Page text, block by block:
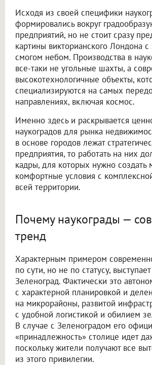
Исходя из своей специфики
формировались вокруг
предприятий, но не стоит сразу
картины викторианского Лондона с
смогом небом. Производства в
все-таки не угольные шахты, а
высокотехнологичные объекты,
специализируются на самых
направлениях, включая космос.
Именно здесь и раскрывается
наукоградов для рынка
в основе городов лежат
предприятия, то работать на них
кадры, для которых нужно создать
комфортные условия с
всей территории.
Почему наукограды —
тренд
Характерным примером
по сути, но не по статусу,
Зеленоград. Фактически это
с характерной планировкой и
на микрорайоны, развитой
с удобной логистикой и обилием
В случае с Зеленоградом его
«принадлежность» столице идет
поскольку жители получают все
из этого привилегии.